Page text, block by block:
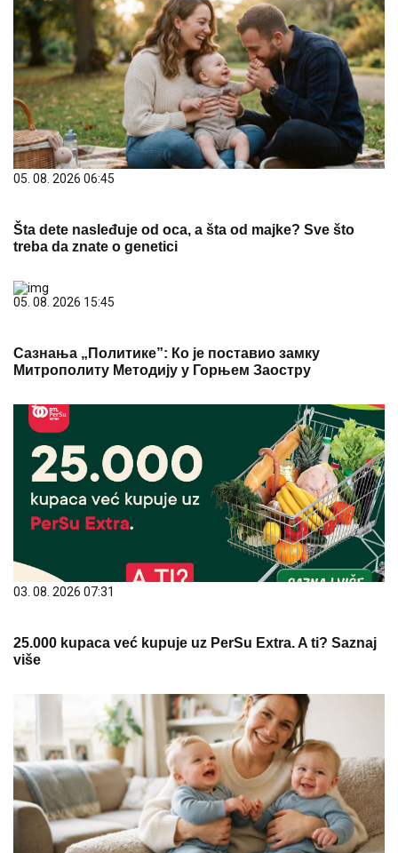
05. 08. 2026 06:45
Šta dete nasleđuje od oca, a šta od majke? Sve što
treba da znate o genetici
05. 08. 2026 15:45
Сазнања „Политике”: Ко је поставио замку
Митрополиту Методију у Горњем Заостру
03. 08. 2026 07:31
25.000 kupaca već kupuje uz PerSu Extra. A ti? Saznaj
više